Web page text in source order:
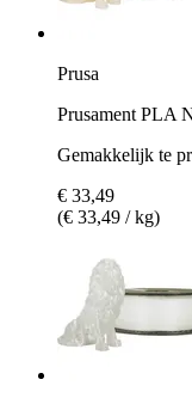
Prusa
Prusament PLA
Gemakkelijk te
€ 33,49
(€ 33,49 / kg)